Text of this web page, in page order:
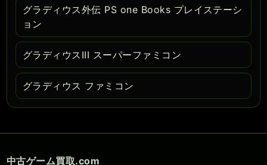
グラディウス外伝 PS one Books プレイステーシ
ョン
グラディウスIII スーパーファミコン
グラディウス ファミコン
中古ゲーム買取.com